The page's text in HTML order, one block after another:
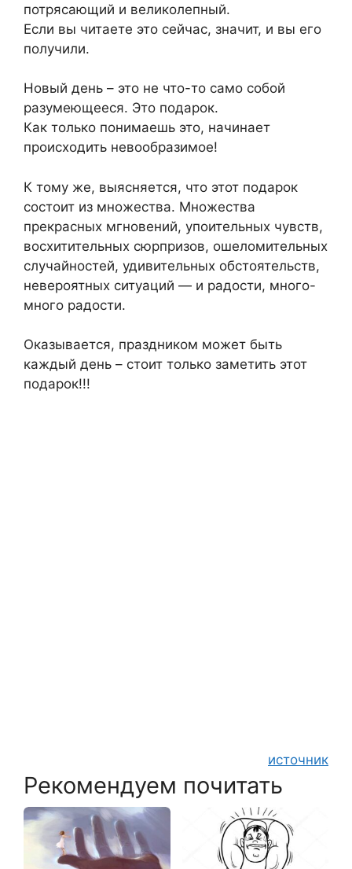
потрясающий и великолепный.
Если вы читаете это сейчас, значит, и вы его
получили.
Новый день – это не что-то само собой
разумеющееся. Это подарок.
Как только понимаешь это, начинает
происходить невообразимое!
К тому же, выясняется, что этот подарок
состоит из множества. Множества
прекрасных мгновений, упоительных чувств,
восхитительных сюрпризов, ошеломительных
случайностей, удивительных обстоятельств,
невероятных ситуаций — и радости, много-
много радости.
Оказывается, праздником может быть
каждый день – стоит только заметить этот
подарок!!!
источник
Рекомендуем почитать